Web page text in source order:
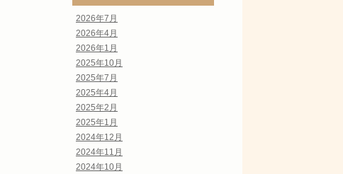
2026年7月
2026年4月
2026年1月
2025年10月
2025年7月
2025年4月
2025年2月
2025年1月
2024年12月
2024年11月
2024年10月